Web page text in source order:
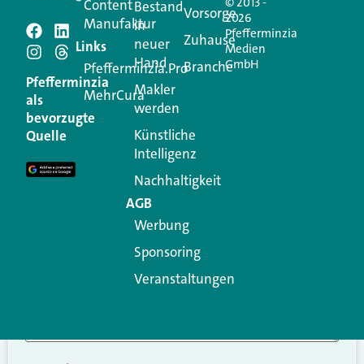
Schreiben Sie einen
Kommentar
Ihre E-Mail-Adresse wird nicht veröffentlicht.
Erforderliche Felder sind mit
Kommentar
Pfefferminzia
als
bevorzugte
Quelle
Content
Manufaktur
Links
Pfefferminzia.Pro
MehrCura
Bestand
in
neuer
Hand
Makler
werden
Künstliche
Intelligenz
Nachhaltigkeit
AGB
Werbung
Sponsoring
Veranstaltungen
Vorsorge
Zuhause
Branche
2026
Pfefferminzia
Medien
GmbH